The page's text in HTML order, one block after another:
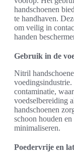
handschoenen
te handhaven.
om veilig in
handen
Gebruik in de
Nitril
voedingsindustrie.
contaminatie,
voedselbereiding
handschoenen
schoon houden
minimaliseren.
Poedervrije en